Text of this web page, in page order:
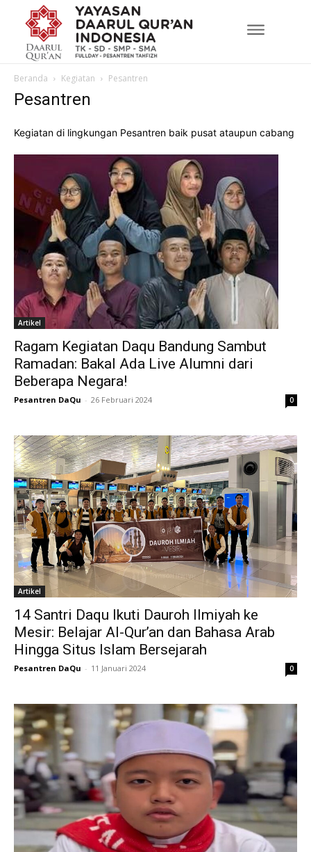
Beranda Kegiatan Pesantren
Pesantren
Kegiatan di lingkungan Pesantren baik pusat ataupun cabang
Artikel
Ragam Kegiatan Daqu Bandung Sambut
Ramadan: Bakal Ada Live Alumni dari
Beberapa Negara!
Pesantren DaQu - 26 Februari 2024 0
Artikel
14 Santri Daqu Ikuti Dauroh Ilmiyah ke
Mesir: Belajar Al-Qur’an dan Bahasa Arab
Hingga Situs Islam Bersejarah
Pesantren DaQu - 11 Januari 2024 0